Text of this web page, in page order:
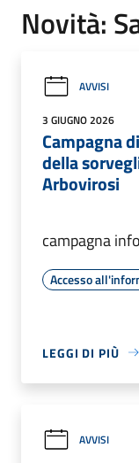
Novità:
AVVISI
3 GIUGNO 2026
Campagna
della
Arbovirosi
campagna
Accesso
LEGGI DI PIÙ
AVVISI